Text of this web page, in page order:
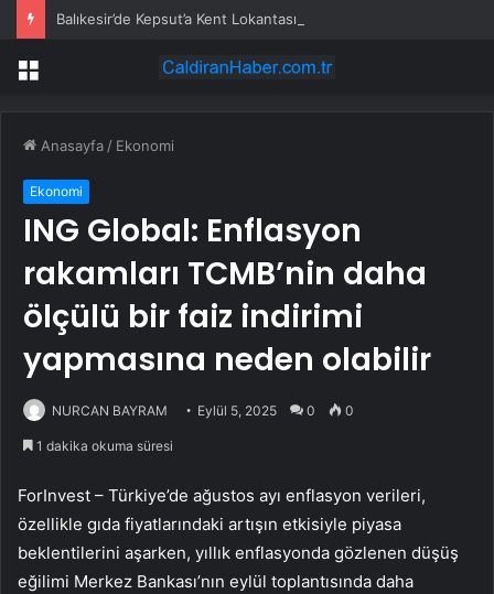
Balıkesir’de Kepsut’a Kent Lokantası ve altyapı desteği
Menü
Anasayfa / Ekonomi
Ekonomi
ING Global: Enflasyon
rakamları TCMB’nin daha
ölçülü bir faiz indirimi
yapmasına neden olabilir
NURCAN BAYRAM Eylül 5, 2025 0 0
1 dakika okuma süresi
ForInvest – Türkiye’de ağustos ayı enflasyon verileri,
özellikle gıda fiyatlarındaki artışın etkisiyle piyasa
beklentilerini aşarken, yıllık enflasyonda gözlenen düşüş
eğilimi Merkez Bankası’nın eylül toplantısında daha